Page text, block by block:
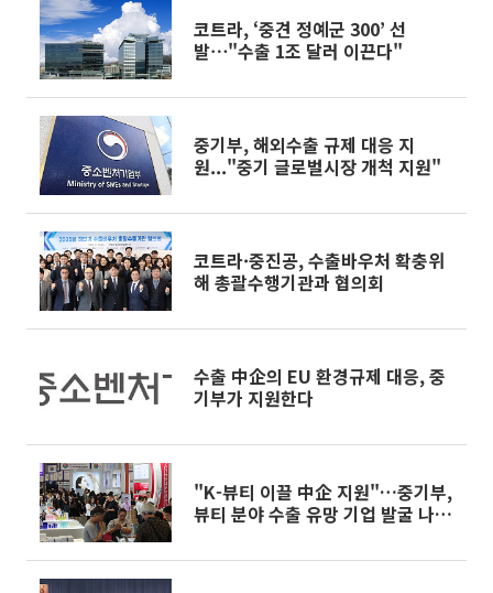
코트라, ‘중견 정예군 300’ 선
발⋯"수출 1조 달러 이끈다"
중기부, 해외수출 규제 대응 지
원..."중기 글로벌시장 개척 지원"
코트라·중진공, 수출바우처 확충위
해 총괄수행기관과 협의회
수출 中企의 EU 환경규제 대응, 중
기부가 지원한다
"K-뷰티 이끌 中企 지원"…중기부,
뷰티 분야 수출 유망 기업 발굴 나선